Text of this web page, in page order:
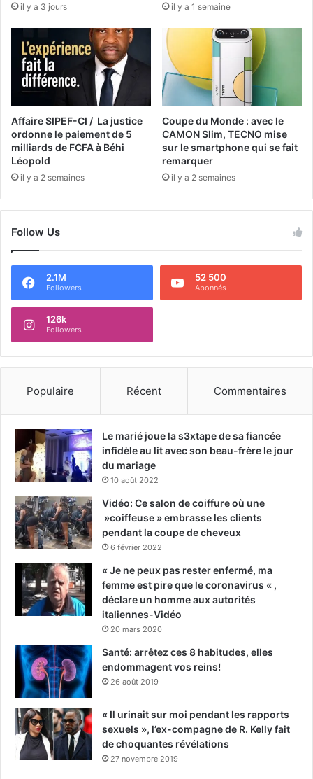
il y a 3 jours il y a 1 semaine
Affaire SIPEF-CI / La justice
ordonne le paiement de 5
milliards de FCFA à Béhi
Léopold
il y a 2 semaines
Coupe du Monde : avec le
CAMON Slim, TECNO mise
sur le smartphone qui se fait
remarquer
il y a 2 semaines
Follow Us
2.1M
Followers
52 500
Abonnés
126k
Followers
Populaire Récent Commentaires
Le marié joue la s3xtape de sa fiancée
infidèle au lit avec son beau-frère le jour
du mariage
10 août 2022
Vidéo: Ce salon de coiffure où une
»coiffeuse » embrasse les clients
pendant la coupe de cheveux
6 février 2022
« Je ne peux pas rester enfermé, ma
femme est pire que le coronavirus « ,
déclare un homme aux autorités
italiennes-Vidéo
20 mars 2020
Santé: arrêtez ces 8 habitudes, elles
endommagent vos reins!
26 août 2019
« Il urinait sur moi pendant les rapports
sexuels », l’ex-compagne de R. Kelly fait
de choquantes révélations
27 novembre 2019